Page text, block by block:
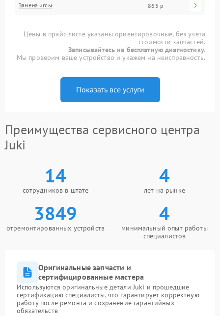
Замена иглы 865 р
Цены в прайс-листе указаны ориентировочные, без учета
стоимости запчастей.
Записывайтесь на бесплатную диагностику.
Мы проверим ваше устройство и укажем на неисправность.
Показать все услуги
Преимущества сервисного центра
Juki
14
сотрудников в штате
4
лет на рынке
3849
отремонтированных устройств
4
минимальный опыт работы
специалистов
Оригинальные запчасти и
сертифицированные мастера
Используются оригинальные детали Juki и прошедшие
сертификацию специалисты, что гарантирует корректную
работу после ремонта и сохранение гарантийных
обязательств